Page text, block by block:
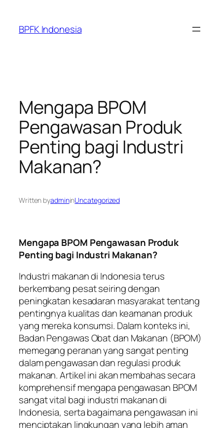
content
BPFK Indonesia
Mengapa BPOM
Pengawasan Produk
Penting bagi Industri
Makanan?
Written byadmininUncategorized
Mengapa BPOM Pengawasan Produk
Penting bagi Industri Makanan?
Industri makanan di Indonesia terus
berkembang pesat seiring dengan
peningkatan kesadaran masyarakat tentang
pentingnya kualitas dan keamanan produk
yang mereka konsumsi. Dalam konteks ini,
Badan Pengawas Obat dan Makanan (BPOM)
memegang peranan yang sangat penting
dalam pengawasan dan regulasi produk
makanan. Artikel ini akan membahas secara
komprehensif mengapa pengawasan BPOM
sangat vital bagi industri makanan di
Indonesia, serta bagaimana pengawasan ini
menciptakan lingkungan yang lebih aman